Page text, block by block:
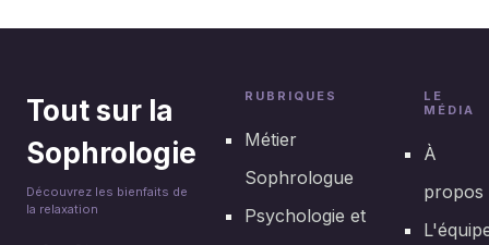
Tout sur la
Sophrologie
Découvrez les bienfaits de
la relaxation
RUBRIQUES
Métier
Sophrologue
Psychologie et
LE
MÉDIA
À
propos